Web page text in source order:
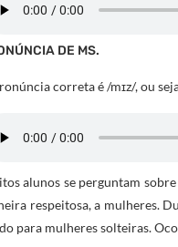
DE MS.
correta é/mɪz/, ou
alunos se perguntam sobre
respeitosa, a mulheres.
para mulheres solteiras.